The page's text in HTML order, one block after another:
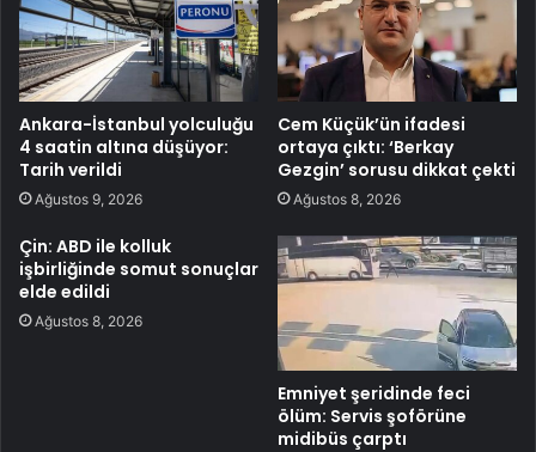
Ankara-İstanbul yolculuğu
4 saatin altına düşüyor:
Tarih verildi
Ağustos 9, 2026
Cem Küçük’ün ifadesi
ortaya çıktı: ‘Berkay
Gezgin’ sorusu dikkat çekti
Ağustos 8, 2026
Çin: ABD ile kolluk
işbirliğinde somut sonuçlar
elde edildi
Ağustos 8, 2026
Emniyet şeridinde feci
ölüm: Servis şoförüne
midibüs çarptı